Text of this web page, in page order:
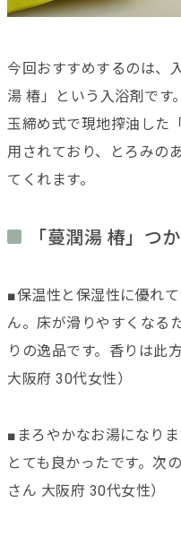
今回おすすめするのは、
湯 椿」という入浴剤です
玉締め式で現地搾油した
用されており、とろみの
てくれます。
「蔓潤湯 椿」つ
■保温性と保湿性に優れ
ん。床が滑りやすくなる
りの逸品です。香りは此
大阪府 30代女性）
■まろやかなお湯になりま
とても良かったです。次
さん 大阪府 30代女性）